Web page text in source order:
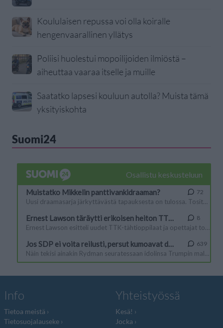
Koululaisen repussa voi olla koiralle
hengenvaarallinen yllätys
Poliisi huolestui mopoilijoiden ilmiöstä –
aiheuttaa vaaraa itselle ja muille
Saatatko lapsesi kouluun autolla? Muista tämä
yksityiskohta
Suomi24
Info
Tietoa meistä
Tietosuojalauseke
Yhteistyössä
Kesä!
Jocka